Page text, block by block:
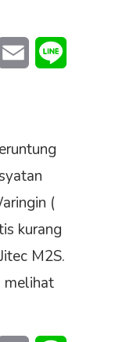
PinterestEmail
(
kurang
M2S.
melihat